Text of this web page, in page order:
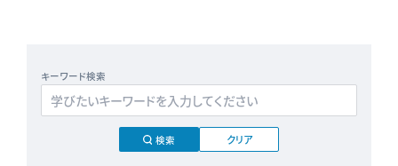
キーワード検索
検索 クリア